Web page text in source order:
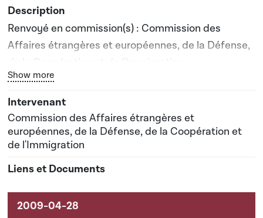
Renvoyé en commission(s) : Commission des
Affaires étrangères et européennes, de la Défense,
de la Coopération et de l'Immigration
Rapporteur(s) : Monsieur Ben Fayot
Date prévisionnelle du rapport de commission : 29-
04-2009
Bouton graphique servant à afficher ou cacher tous les
Show more
Commission des Affaires étrangères et
européennes, de la Défense, de la Coopération et
de l'Immigration